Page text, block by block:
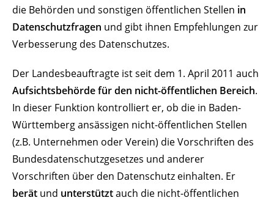
die Behörden und sonstigen öffentlichen Stellen in
Datenschutzfragen und gibt ihnen Empfehlungen zur
Verbesserung des Datenschutzes.
Der Landesbeauftragte ist seit dem 1. April 2011 auch
Aufsichtsbehörde für den nicht-öffentlichen Bereich.
In dieser Funktion kontrolliert er, ob die in Baden-
Württemberg ansässigen nicht-öffentlichen Stellen
(z.B. Unternehmen oder Verein) die Vorschriften des
Bundesdatenschutzgesetzes und anderer
Vorschriften über den Datenschutz einhalten. Er
berät und unterstütztauch die nicht-öffentlichen